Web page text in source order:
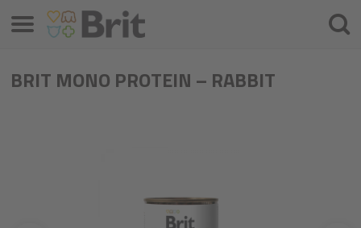
BRIT MONO PROTEIN – RABBIT
Menú